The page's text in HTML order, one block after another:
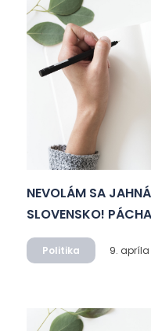
NEVOLÁM SA
SLOVENSKO!
Politika 9. apríla